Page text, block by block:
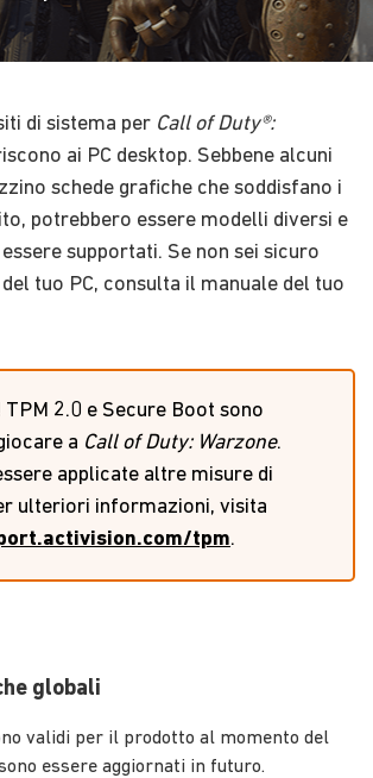
di sistema per Call of Duty®:
ai PC desktop. Sebbene alcuni
schede grafiche che soddisfano i
potrebbero essere modelli diversi e
supportati. Se non sei sicuro
tuo PC, consulta il manuale del tuo
TPM 2.0 e Secure Boot sono
a Call of Duty: Warzone.
applicate altre misure di
ulteriori informazioni, visita
tpm.
globali
validi per il prodotto al momento del
essere aggiornati in futuro.